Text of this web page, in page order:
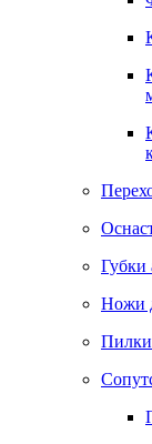
Губки
Ножи
Пилки